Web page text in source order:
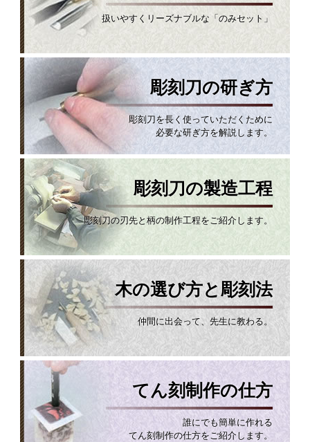
扱いやすくリーズナブルな「のみセット」
彫刻刀の研ぎ方
彫刻刀を長く使っていただくために
必要な研ぎ方を解説します。
彫刻刀の製造工程
彫刻刀の刃先と柄の制作工程をご紹介します。
木の選び方と彫刻法
仲間に出会って、先生に教わる。
てん刻制作の仕方
誰にでも簡単に作れる
てん刻制作の仕方をご紹介します。